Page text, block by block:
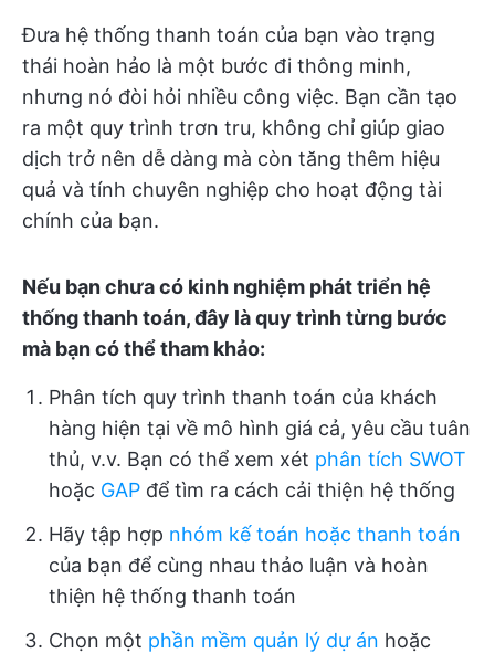
Đưa hệ thống thanh toán của bạn vào trạng
thái hoàn hảo là một bước đi thông minh,
nhưng nó đòi hỏi nhiều công việc. Bạn cần tạo
ra một quy trình trơn tru, không chỉ giúp giao
dịch trở nên dễ dàng mà còn tăng thêm hiệu
quả và tính chuyên nghiệp cho hoạt động tài
chính của bạn.
Nếu bạn chưa có kinh nghiệm phát triển hệ
thống thanh toán, đây là quy trình từng bước
mà bạn có thể tham khảo:
Phân tích quy trình thanh toán của khách
hàng hiện tại về mô hình giá cả, yêu cầu tuân
thủ, v.v. Bạn có thể xem xét phân tích SWOT
hoặc GAP để tìm ra cách cải thiện hệ thống
Hãy tập hợp nhóm kế toán hoặc thanh toán
của bạn để cùng nhau thảo luận và hoàn
thiện hệ thống thanh toán
Chọn một phần mềm quản lý dự án hoặc